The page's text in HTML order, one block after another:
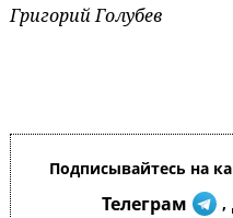
Григорий Голубев
Подписывайтесь на
Телеграм ,